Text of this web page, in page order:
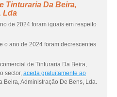
Tinturaria Da Beira,
Lda
de 2024 foram iguais em respeito
o ano de 2024 foram decrescentes
de Tinturaria Da Beira,
sector, aceda gratuitamente ao
Beira, Administração De Bens, Lda.